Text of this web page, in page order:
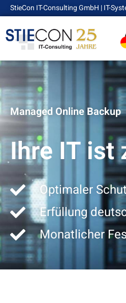
StieCon IT-Consulting GmbH | IT-
Managed Online Backup
Ihre IT ist
Optimaler
Erfüllung
Monatlicher